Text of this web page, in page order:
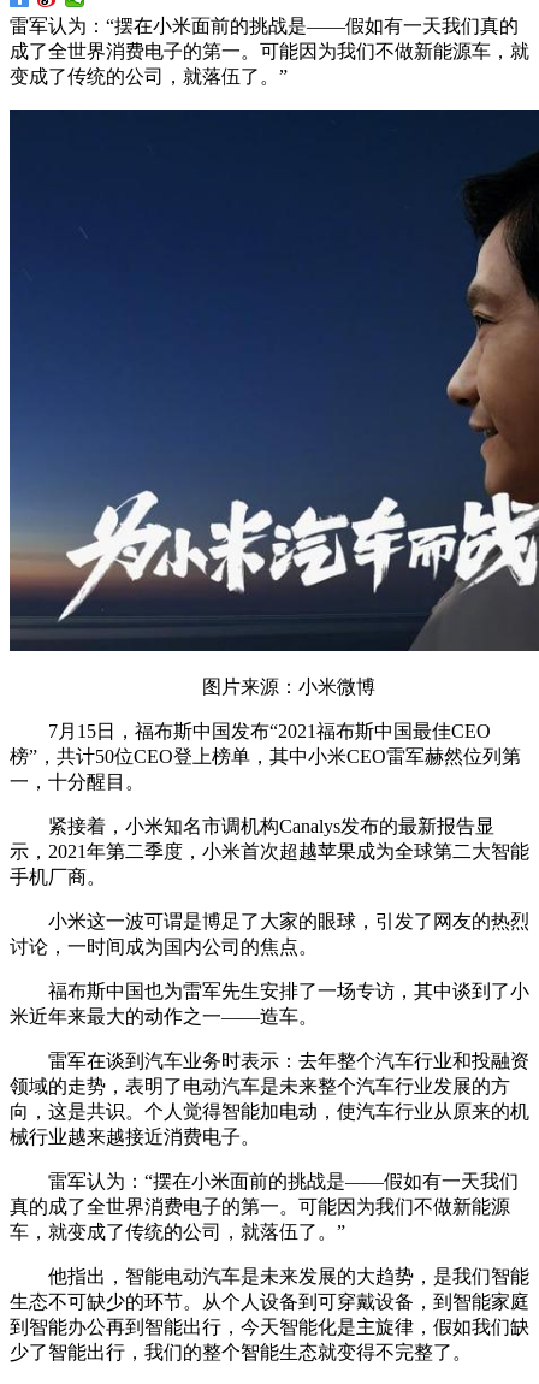
雷军认为：“摆在小米面前的挑战是——假如有一天我们真的
成了全世界消费电子的第一。可能因为我们不做新能源车，就
变成了传统的公司，就落伍了。”
图片来源：小米微博
7月15日，福布斯中国发布“2021福布斯中国最佳CEO
榜”，共计50位CEO登上榜单，其中小米CEO雷军赫然位列第
一，十分醒目。
紧接着，小米知名市调机构Canalys发布的最新报告显
示，2021年第二季度，小米首次超越苹果成为全球第二大智能
手机厂商。
小米这一波可谓是博足了大家的眼球，引发了网友的热烈
讨论，一时间成为国内公司的焦点。
福布斯中国也为雷军先生安排了一场专访，其中谈到了小
米近年来最大的动作之一——造车。
雷军在谈到汽车业务时表示：去年整个汽车行业和投融资
领域的走势，表明了电动汽车是未来整个汽车行业发展的方
向，这是共识。个人觉得智能加电动，使汽车行业从原来的机
械行业越来越接近消费电子。
雷军认为：“摆在小米面前的挑战是——假如有一天我们
真的成了全世界消费电子的第一。可能因为我们不做新能源
车，就变成了传统的公司，就落伍了。”
他指出，智能电动汽车是未来发展的大趋势，是我们智能
生态不可缺少的环节。从个人设备到可穿戴设备，到智能家庭
到智能办公再到智能出行，今天智能化是主旋律，假如我们缺
少了智能出行，我们的整个智能生态就变得不完整了。